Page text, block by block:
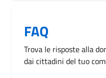
FAQ
Trova le risposte alla
dai cittadini del tuo